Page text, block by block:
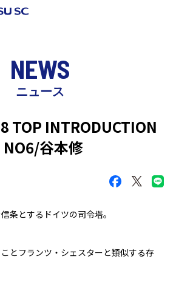
NEWS
ニュース
TOP INTRODUCTION
NO6/谷本修
条とするドイツの司令塔。
とフランツ・シェスターと類似する存